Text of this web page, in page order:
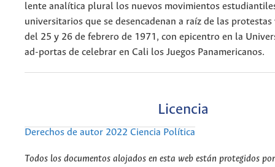
lente analítica plural los nuevos movimientos
universitarios que se desencadenan a raíz de las
del 25 y 26 de febrero de 1971, con epicentro en la
ad-portas de celebrar en Cali los Juegos Panamericanos.
Licencia
Derechos de autor 2022 Ciencia Política
Todos los documentos alojados en esta web están protegidos